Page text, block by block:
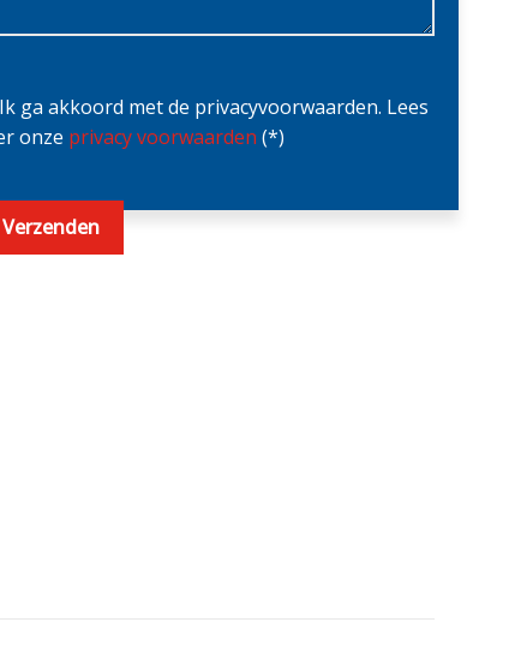
Ik ga akkoord met de privacyvoorwaarden. Lees
onze privacy voorwaarden (*)